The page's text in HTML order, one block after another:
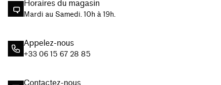
Horaires du magasin
Mardi au Samedi. 10h à 19h.
Appelez-nous
+33 06 15 67 28 85
Contactez-nous